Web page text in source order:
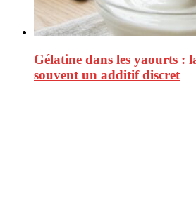
Gélatine dans les yaourts :
souvent un additif discret